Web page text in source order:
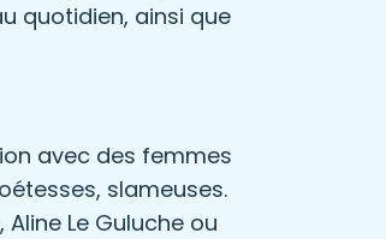
quotidien, ainsi que
avec des femmes
slameuses.
Aline Le Guluche ou